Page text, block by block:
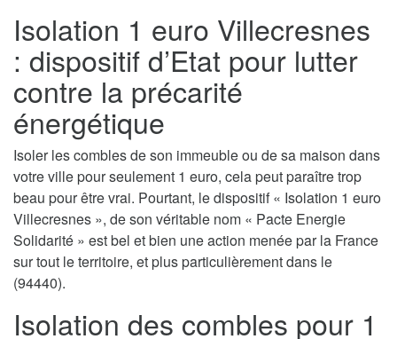
Isolation 1 euro Villecresnes
: dispositif d’Etat pour lutter
contre la précarité
énergétique
Isoler les combles de son immeuble ou de sa maison dans
votre ville pour seulement 1 euro, cela peut paraître trop
beau pour être vrai. Pourtant, le dispositif « Isolation 1 euro
Villecresnes », de son véritable nom « Pacte Energie
Solidarité » est bel et bien une action menée par la France
sur tout le territoire, et plus particulièrement dans le
(94440).
Isolation des combles pour 1